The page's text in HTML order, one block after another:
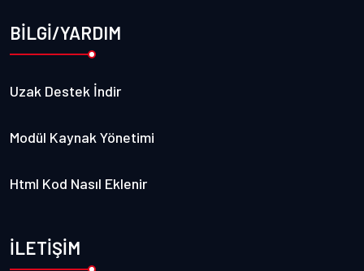
BİLGİ/YARDIM
Uzak Destek İndir
Modül Kaynak Yönetimi
Html Kod Nasıl Eklenir
İLETİŞİM